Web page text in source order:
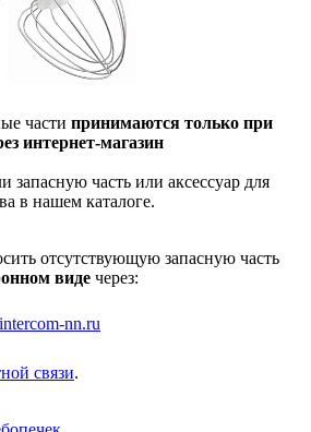
части принимаются только при
интернет-магазин
запасную часть или аксессуар для
в нашем каталоге.
отсутствующую запасную часть
виде через:
nn.ru
связи.